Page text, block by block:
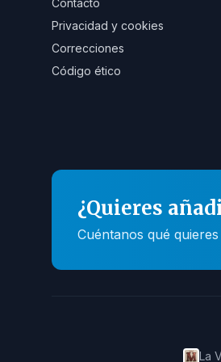
Contacto
Privacidad y cookies
Correcciones
Código ético
¿Quieres
Cuéntanos qué
La